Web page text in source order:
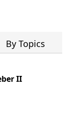
By Topics
II